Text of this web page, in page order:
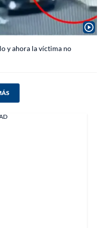
y ahora la víctima no